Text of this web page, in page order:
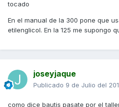
tocado
En el manual de la 300 pone que
etilenglicol. En la 125 me supongo
joseyjaque
Publicado 9 de Julio del
como dice bautis pasate por el